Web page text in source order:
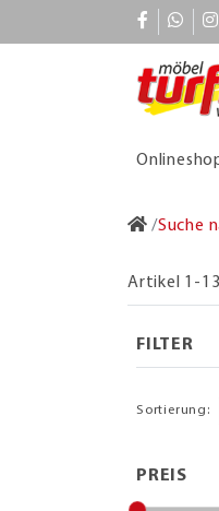
Suche
Artikel 1-
FILTER
Sortierung:
PREIS